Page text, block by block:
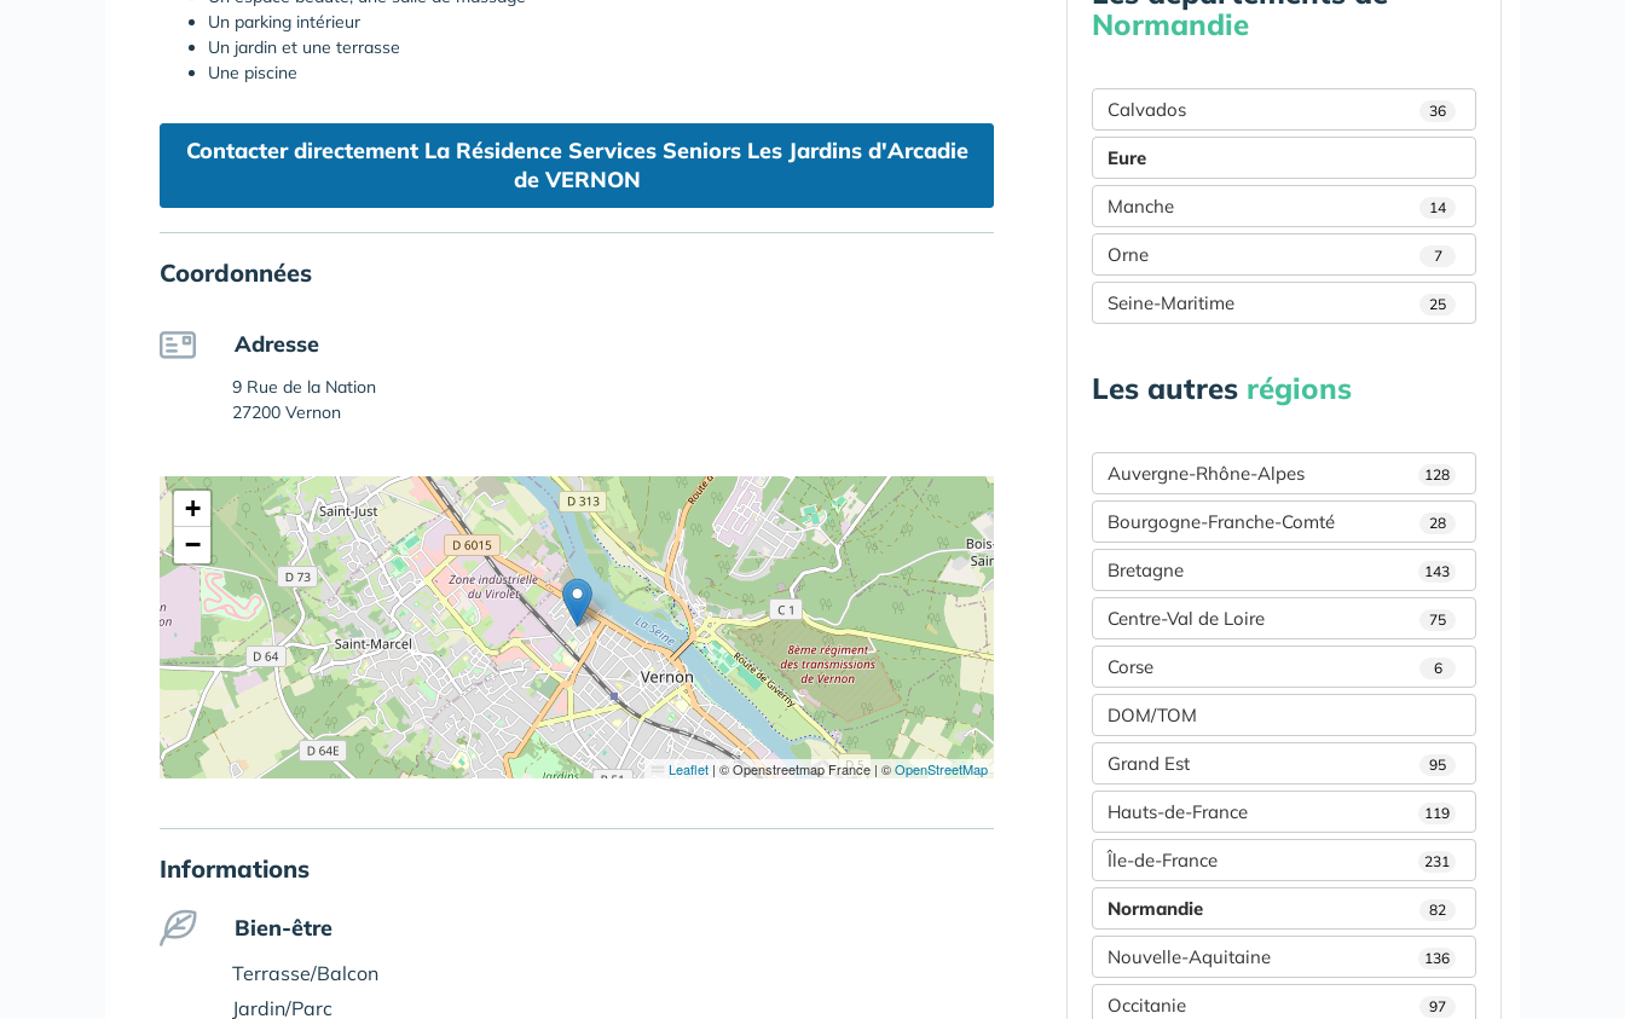
Un parking intérieur
Un jardin et une terrasse
Une piscine
Contacter directement La Résidence Services Seniors Les Jardins d'Arcadie
de VERNON
Coordonnées
Adresse
9 Rue de la Nation
27200 Vernon
+
−
Leaflet | © Openstreetmap France | ©OpenStreetMap
Informations
Bien-être
Terrasse/Balcon
Jardin/Parc
Normandie
Calvados 36
Eure
Manche 14
Orne 7
Seine-Maritime 25
Les autres régions
Auvergne-Rhône-Alpes 128
Bourgogne-Franche-Comté 28
Bretagne 143
Centre-Val de Loire 75
Corse 6
DOM/TOM
Grand Est 95
Hauts-de-France 119
Île-de-France 231
Normandie 82
Nouvelle-Aquitaine 136
Occitanie 97